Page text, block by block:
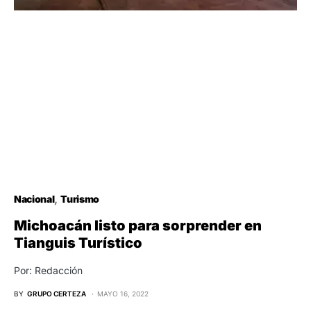
Nacional Turismo
Michoacán listo para sorprender en
Tianguis Turístico
Por: Redacción
BY GRUPO CERTEZA MAYO 16, 2022